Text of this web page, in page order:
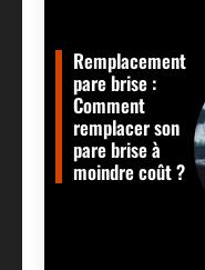
Remplacement
pare brise :
Comment
remplacer son
pare brise à
moindre coût ?